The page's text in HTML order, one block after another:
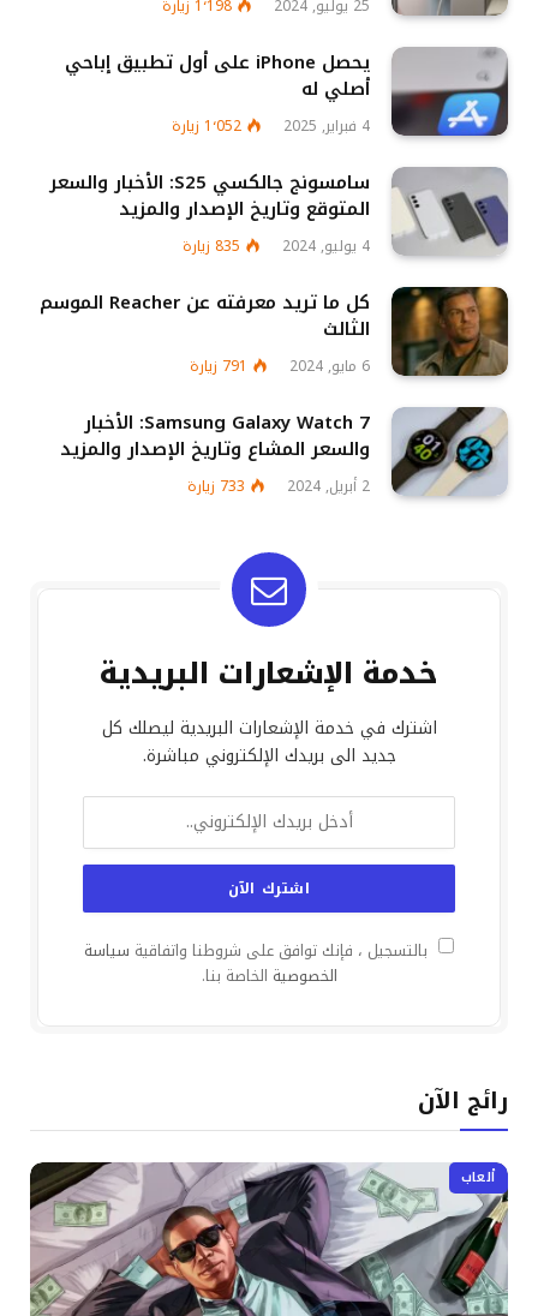
25 يوليو, 2024 1٬198 زيارة
يحصل iPhone على أول تطبيق إباحي
أصلي له
4 فبراير, 2025 1٬052 زيارة
سامسونج جالكسي S25: الأخبار والسعر
المتوقع وتاريخ الإصدار والمزيد
4 يوليو, 2024 835 زيارة
كل ما تريد معرفته عن Reacher الموسم
الثالث
6 مايو, 2024 791 زيارة
Samsung Galaxy Watch 7: الأخبار
والسعر المشاع وتاريخ الإصدار والمزيد
2 أبريل, 2024 733 زيارة
خدمة الإشعارات البريدية
اشترك في خدمة الإشعارات البريدية ليصلك كل
جديد الى بريدك الإلكتروني مباشرة.
بالتسجيل ، فإنك توافق على شروطنا واتفاقية سياسة
الخصوصية الخاصة بنا.
رائج الآن
ألعاب